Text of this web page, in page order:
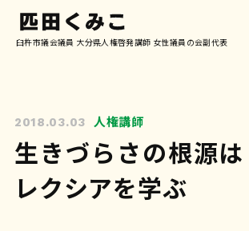
臼杵市議会議員 大分県人権啓発講師 女性議員の会副代表
2018.03.03 人権講師
生きづらさの根源
レクシアを学ぶ